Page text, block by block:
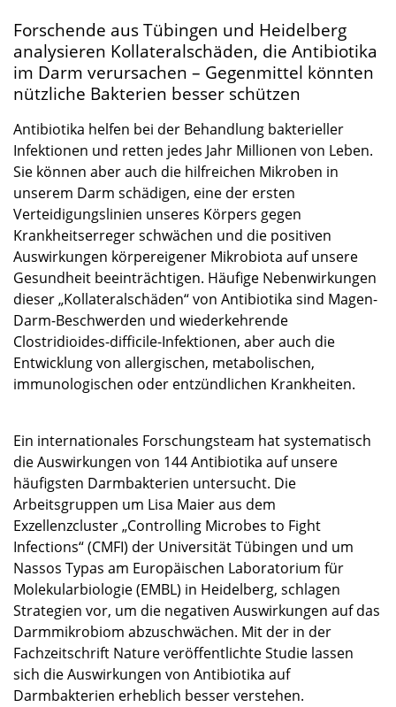
Forschende aus Tübingen und Heidelberg
analysieren Kollateralschäden, die Antibiotika
im Darm verursachen – Gegenmittel könnten
nützliche Bakterien besser schützen
Antibiotika helfen bei der Behandlung bakterieller
Infektionen und retten jedes Jahr Millionen von Leben.
Sie können aber auch die hilfreichen Mikroben in
unserem Darm schädigen, eine der ersten
Verteidigungslinien unseres Körpers gegen
Krankheitserreger schwächen und die positiven
Auswirkungen körpereigener Mikrobiota auf unsere
Gesundheit beeinträchtigen. Häufige Nebenwirkungen
dieser „Kollateralschäden“ von Antibiotika sind Magen-
Darm-Beschwerden und wiederkehrende
Clostridioides-difficile-Infektionen, aber auch die
Entwicklung von allergischen, metabolischen,
immunologischen oder entzündlichen Krankheiten.
Ein internationales Forschungsteam hat systematisch
die Auswirkungen von 144 Antibiotika auf unsere
häufigsten Darmbakterien untersucht. Die
Arbeitsgruppen um Lisa Maier aus dem
Exzellenzcluster „Controlling Microbes to Fight
Infections“ (CMFI) der Universität Tübingen und um
Nassos Typas am Europäischen Laboratorium für
Molekularbiologie (EMBL) in Heidelberg, schlagen
Strategien vor, um die negativen Auswirkungen auf das
Darmmikrobiom abzuschwächen. Mit der in der
Fachzeitschrift Nature veröffentlichte Studie lassen
sich die Auswirkungen von Antibiotika auf
Darmbakterien erheblich besser verstehen.